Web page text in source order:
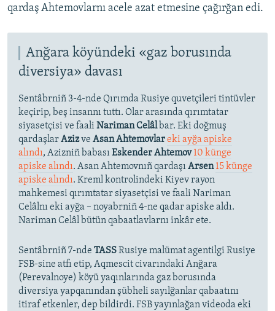
qardaş Ahtemovlarnı acele azat etmesine çağırğan edi.
Anğara köyündeki «gaz borusında
diversiya» davası
Sentâbrniñ 3-4-nde Qırımda Rusiye quvetçileri tintüvler
keçirip, beş insannı tuttı. Olar arasında qırımtatar
siyasetçisi ve faali Nariman Celâlbar. Eki doğmuş
qardaşlarAzizve Asan Ahtemovlareki ayğa apiske
alındı, Azizniñ babası Eskender Ahtemov 10 künge
apiske alındı. Asan Ahtemovnıñ qardaşı Arsen15 künge
apiske alındı. Kreml kontrolindeki Kiyev rayon
mahkemesi qırımtatar siyasetçisi ve faali Nariman
Celâlnı eki ayğa – noyabrniñ 4-ne qadar apiske aldı.
Nariman Celâl bütün qabaatlavlarnı inkâr ete.
Sentâbrniñ 7-nde TASSRusiye malümat agentilgi Rusiye
FSB-sine atfı etip, Aqmescit civarındaki Anğara
(Perevalnoye) köyü yaqınlarında gaz borusında
diversiya yapqanından şübheli sayılğanlar qabaatını
itiraf etkenler, dep bildirdi. FSB yayınlağan videoda eki